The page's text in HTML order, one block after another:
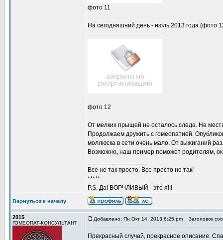
фото 11
На сегодняшний день - июль 2013 года (фото
фото 12
От мелких прыщей не осталось следа. На
Продолжаем дружить с гомеопатией.
моллюска в сети очень мало. От выжиганий
Возможно, наш пример поможет родителям,
Все не так просто. Все просто не так!
*****
P.S. Да! ВОРЧЛИВЫЙ - это я!!!
Вернуться к началу
2015
ГОМЕОПАТ-КОНСУЛЬТАНТ
Добавлено: Пн Окт 14, 2013 6:25 pm Заголовок
Прекрасный случай, прекрасное описание.